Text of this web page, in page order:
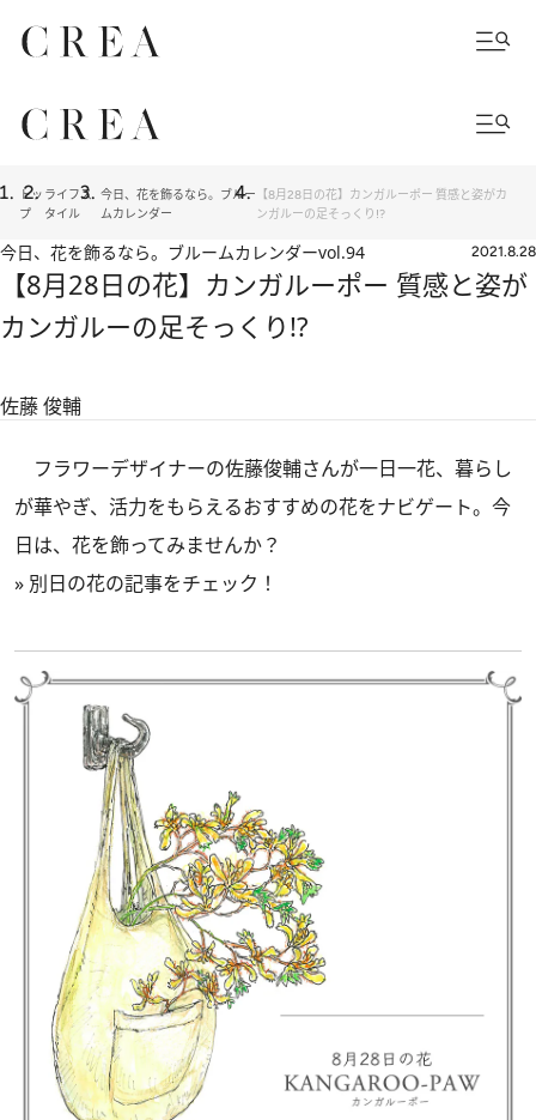
トッ
プ
ライフス
タイル
今日、花を飾るなら。ブルー
ムカレンダー
【8月28日の花】カンガルーポー 質感と姿がカ
ンガルーの足そっくり!?
今日、花を飾るなら。ブルームカレンダーvol.94 2021.8.28
【8月28日の花】カンガルーポー 質感と姿が
カンガルーの足そっくり!?
佐藤 俊輔
フラワーデザイナーの佐藤俊輔さんが一日一花、暮らし
が華やぎ、活力をもらえるおすすめの花をナビゲート。今
日は、花を飾ってみませんか？
» 別日の花の記事をチェック！